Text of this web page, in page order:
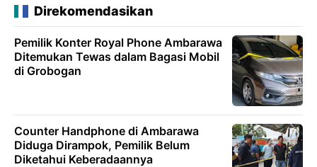
Direkomendasikan
Pemilik Konter Royal Phone Ambarawa
Ditemukan Tewas dalam Bagasi Mobil
di Grobogan
Counter Handphone di Ambarawa
Diduga Dirampok, Pemilik Belum
Diketahui Keberadaannya